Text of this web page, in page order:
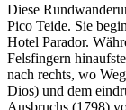
Diese
Pico Teide. Sie
Hotel Parador.
Felsfingern
nach rechts, wo
Dios) und dem
Ausbruchs (1798)